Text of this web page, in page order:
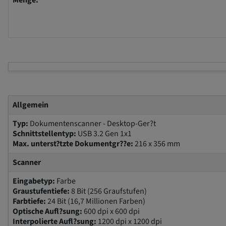
Allgemein
Typ: Dokumentenscanner - Desktop-Ger?t
Schnittstellentyp: USB 3.2 Gen 1x1
Max. unterst?tzte Dokumentgr??e:216 x 356 mm
Scanner
Eingabetyp: Farbe
Graustufentiefe:8 Bit (256 Graufstufen)
Farbtiefe:24 Bit (16,7 Millionen Farben)
Optische Aufl?sung:600 dpi x 600 dpi
Interpolierte Aufl?sung: 1200 dpi x 1200 dpi